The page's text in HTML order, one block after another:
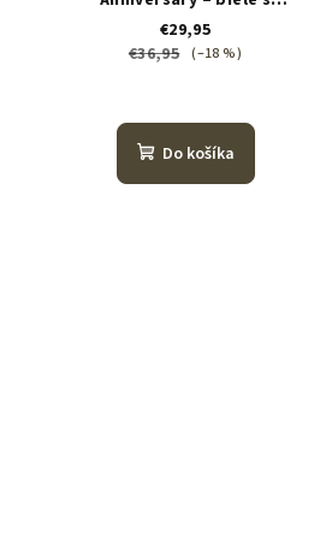
čiernou potlačou
€29,95
€36,95 (–18 %)
Do košíka